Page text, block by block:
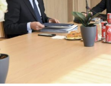
Showbiz
Ekonomi